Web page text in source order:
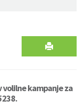
volilne kampanje za